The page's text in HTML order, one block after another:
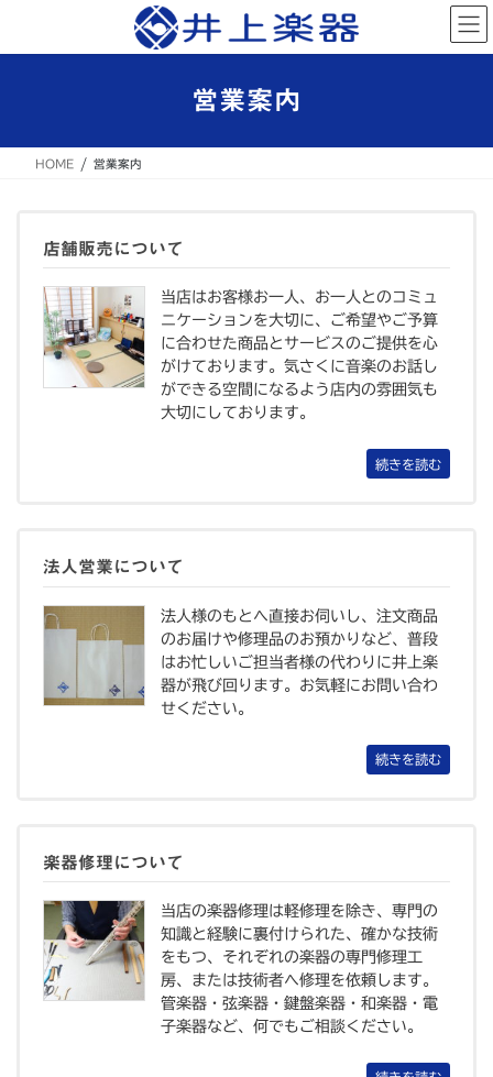
テ
ス
ゲ
ン
営業案内
HOME 営業案内
店舗販売について
当店はお客様お一人、お一人とのコミュ
ニケーションを大切に、ご希望やご予算
に合わせた商品とサービスのご提供を心
がけております。気さくに音楽のお話し
ができる空間になるよう店内の雰囲気も
大切にしております。
続きを読む
法人営業について
法人様のもとへ直接お伺いし、注文商品
のお届けや修理品のお預かりなど、普段
はお忙しいご担当者様の代わりに井上楽
器が飛び回ります。お気軽にお問い合わ
せください。
続きを読む
楽器修理について
当店の楽器修理は軽修理を除き、専門の
知識と経験に裏付けられた、確かな技術
をもつ、それぞれの楽器の専門修理工
房、または技術者へ修理を依頼します。
管楽器・弦楽器・鍵盤楽器・和楽器・電
子楽器など、何でもご相談ください。